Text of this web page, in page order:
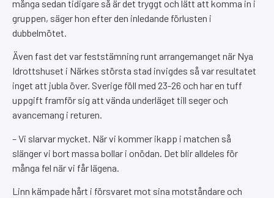
många sedan tidigare så är det tryggt och lätt att komma in i
gruppen, säger hon efter den inledande förlusten i
dubbelmötet.
Även fast det var feststämning runt arrangemanget när Nya
Idrottshuset i Närkes största stad invigdes så var resultatet
inget att jubla över. Sverige föll med 23-26 och har en tuff
uppgift framför sig att vända underläget till seger och
avancemang i returen.
– Vi slarvar mycket. När vi kommer ikapp i matchen så
slänger vi bort massa bollar i onödan. Det blir alldeles för
många fel när vi får lägena.
Linn kämpade hårt i försvaret mot sina motståndare och